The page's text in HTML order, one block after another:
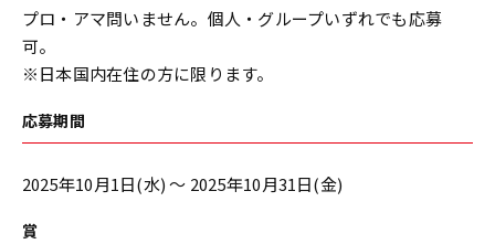
プロ・アマ問いません。個人・グループいずれでも応募
可。
※日本国内在住の方に限ります。
応募期間
2025年10月1日(水) ～ 2025年10月31日(金)
賞